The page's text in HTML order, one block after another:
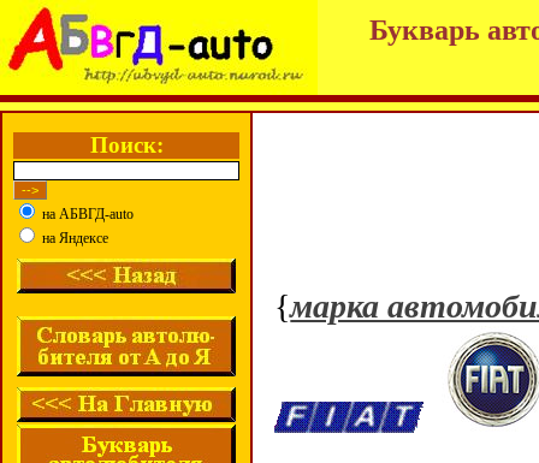
Букварь
Поиск:
на АБВГД-auto
на Яндексе
{марка